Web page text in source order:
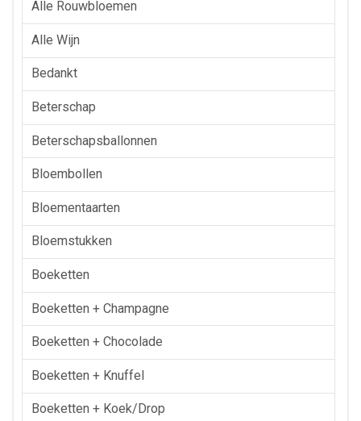
Alle Rouwbloemen
Alle Wijn
Bedankt
Beterschap
Beterschapsballonnen
Bloembollen
Bloementaarten
Bloemstukken
Boeketten
Boeketten + Champagne
Boeketten + Chocolade
Boeketten + Knuffel
Boeketten + Koek/drop